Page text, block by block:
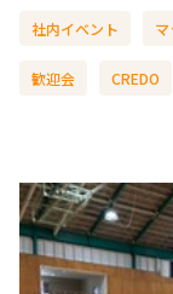
社内イベント マ
歓迎会 CREDO